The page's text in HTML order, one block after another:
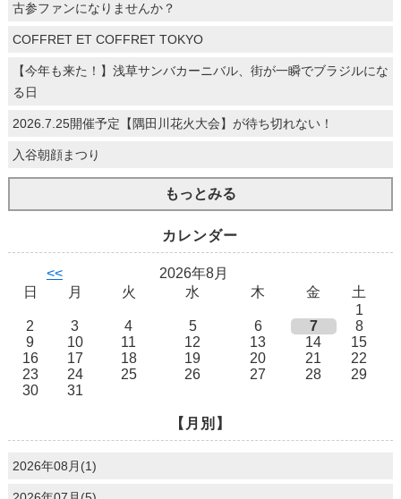
古参ファンになりませんか？
COFFRET ET COFFRET TOKYO
【今年も来た！】浅草サンバカーニバル、街が一瞬でブラジルにな
る日
2026.7.25開催予定【隅田川花火大会】が待ち切れない！
入谷朝顔まつり
もっとみる
カレンダー
<<
2026年8月
日
月 火 水 木 金
土
1
2
3 4 5 6 7
8
9
10 11 12 13 14
15
16
17 18 19 20 21
22
23
24 25 26 27 28
29
30
31
【月別】
2026年08月(1)